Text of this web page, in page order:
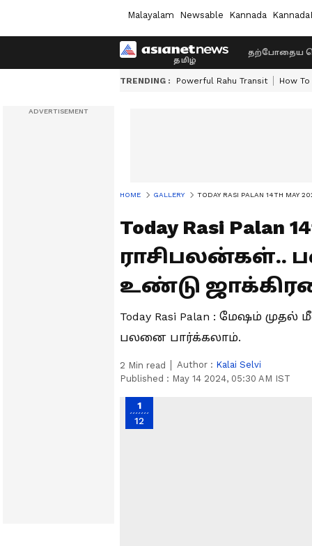
Malayalam Newsable Kannada
தற்போதைய
TRENDING : Powerful Rahu Transit How
HOME GALLERY TODAY RASI PALAN 14TH MAY
Today Rasi
ராசிபலன்கள்..
உண்டு
Today Rasi Palan : மேஷம்
பலனை பார்க்கலாம்.
2 Min read Author : Kalai Selvi
Published : May 14 2024, 05:30 AM IST
1
12